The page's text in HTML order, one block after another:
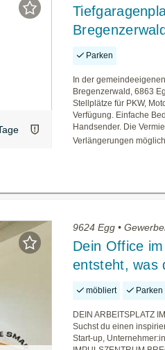
Bregenzerwald
Parken
In der
Bregenzerwald, 6863
Stellplätze für PKW,
Verfügung. Einfache
Handsender. Die
Verlängerungen
9624 Egg •
Dein Office
entsteht, was
möbliert Parken
DEIN ARBEITSPLATZ
Suchst du einen
Start-up,